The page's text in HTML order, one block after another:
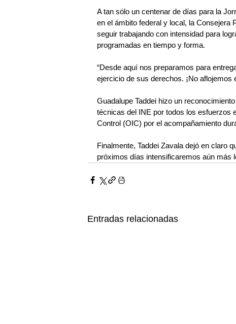
A tan sólo un centenar de días para la
en el ámbito federal y local, la Consejera
seguir trabajando con intensidad para
programadas en tiempo y forma.
“Desde aquí nos preparamos para
ejercicio de sus derechos. ¡No aflojemos
Guadalupe Taddei hizo un
técnicas del INE por todos los esfuerzos
Control (OIC) por el acompañamiento
Finalmente, Taddei Zavala dejó en claro
próximos días intensificaremos aún más
Entradas relacionadas